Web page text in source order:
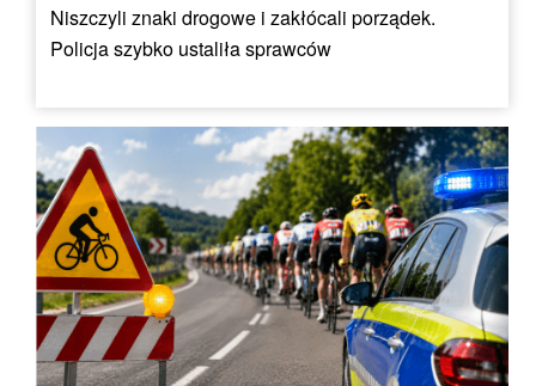
Niszczyli znaki drogowe i zakłócali porządek.
Policja szybko ustaliła sprawców